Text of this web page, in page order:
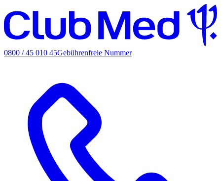
0800 / 45 010 45Gebührenfreie Nummer